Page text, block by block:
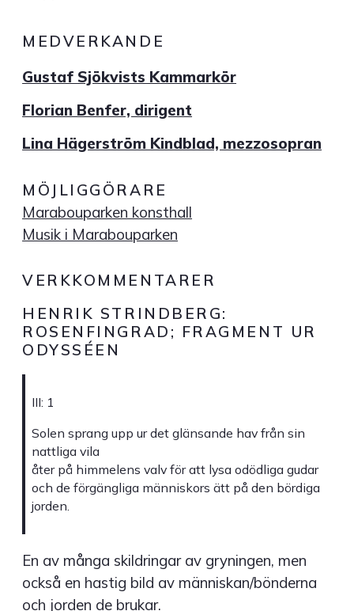
MEDVERKANDE
Gustaf Sjökvists Kammarkör
Florian Benfer, dirigent
Lina Hägerström Kindblad, mezzosopran
MÖJLIGGÖRARE
Marabouparken konsthall
Musik i Marabouparken
VERKKOMMENTARER
HENRIK STRINDBERG:
ROSENFINGRAD; FRAGMENT UR
ODYSSÉEN
III: 1
Solen sprang upp ur det glänsande hav från sin
nattliga vila
åter på himmelens valv för att lysa odödliga gudar
och de förgängliga människors ätt på den bördiga
jorden.
En av många skildringar av gryningen, men
också en hastig bild av människan/bönderna
och jorden de brukar.